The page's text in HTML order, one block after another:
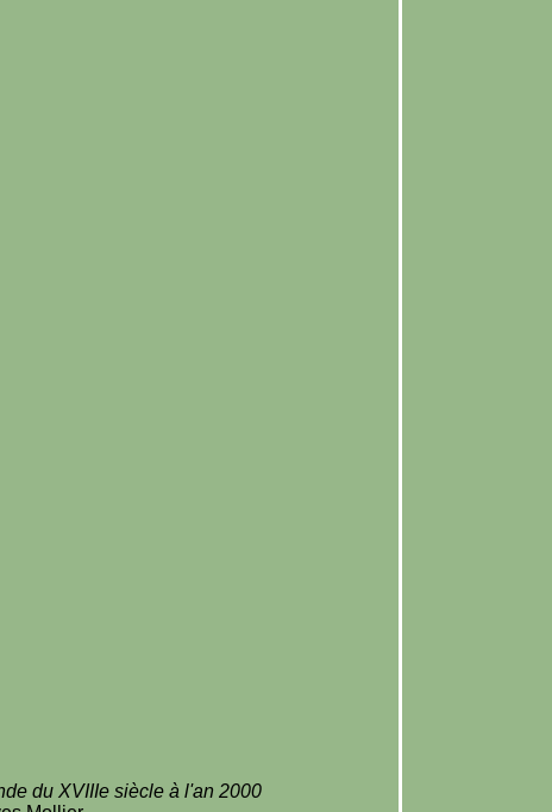
du XVIIIe siècle à l'an 2000